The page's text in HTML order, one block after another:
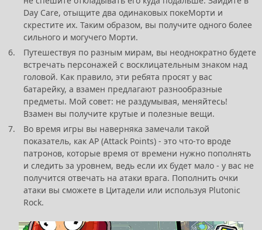
Day Care, отыщите два одинаковых покеМорти и
скрестите их. Таким образом, вы получите одного более
сильного и могучего Морти.
Путешествуя по разным мирам, вы неоднократно будете
встречать персонажей с восклицательным знаком над
головой. Как правило, эти ребята просят у вас
батарейку, а взамен предлагают разнообразные
предметы. Мой совет: не раздумывая, меняйтесь!
Взамен вы получите крутые и полезные вещи.
Во время игры вы наверняка замечали такой
показатель, как AP (Attack Points) - это что-то вроде
патронов, которые время от времени нужно пополнять
и следить за уровнем, ведь если их будет мало - у вас не
получится отвечать на атаки врага. Пополнить очки
атаки вы сможете в Цитадели или используя Plutonic
Rock.